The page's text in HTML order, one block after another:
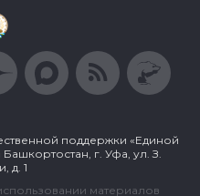
поддержки «Единой
г. Уфа, ул. З.
д. 1
материалов